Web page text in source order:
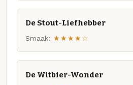
De Stout-Liefhebber
Smaak: ★★★★☆
De Witbier-Wonder